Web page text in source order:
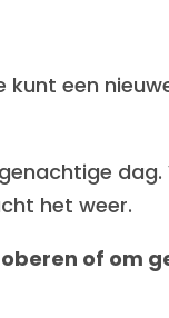
een
het weer.
of om